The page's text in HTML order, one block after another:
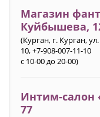
Магазин
Куйбышева,
(Курган, г. Курган,
10, +7-908-007-11-10
с 10-00 до 20-00)
Интим-салон
77